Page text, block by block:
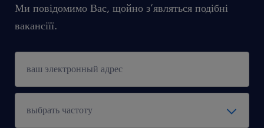
Ми повідомимо Вас, щойно з’являться подібні
вакансіїї.